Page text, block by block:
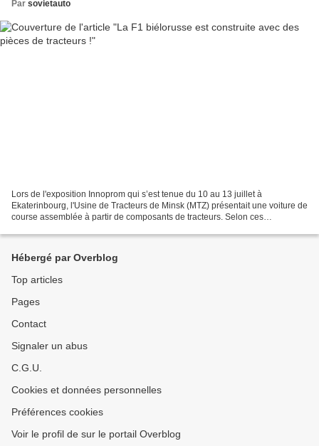
Par sovietauto
Lors de l'exposition Innoprom qui s’est tenue du 10 au 13 juillet à
Ekaterinbourg, l'Usine de Tracteurs de Minsk (MTZ) présentait une voiture de
course assemblée à partir de composants de tracteurs. Selon ces
Hébergé par Overblog
Top articles
Pages
Contact
Signaler un abus
C.G.U.
Cookies et données personnelles
Préférences cookies
Voir le profil de sur le portail Overblog